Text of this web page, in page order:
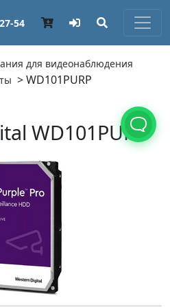
54
для видеонаблюдения
> WD101PURP
WD101PURP